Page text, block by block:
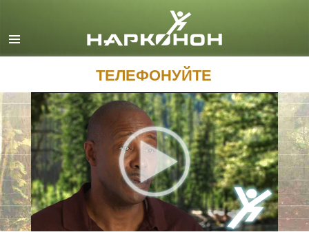
Dansk
Deutsch
Ελληνικά (Greek)
Español
Français
Hebrew
Magyar
Italiano
ТЕЛЕФОНУЙТЕ